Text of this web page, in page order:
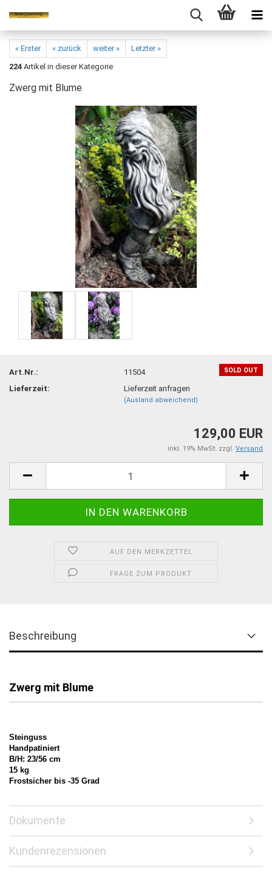
« Erster « zurück weiter »
Letzter »
224 Artikel in dieser Kategorie
Zwerg mit Blume
SOLD OUT
Art.Nr.:
11504
Lieferzeit:
Lieferzeit anfragen
(Ausland abweichend)
129,00 EUR
inkl. 19% MwSt. zzgl. Versand
AUF DEN MERKZETTEL
FRAGE ZUM PRODUKT
Beschreibung
Zwerg mit Blume
Steinguss
Handpatiniert
B/H: 23/56 cm
15 kg
Frostsicher bis -35 Grad
Dokumente
Kundenrezensionen